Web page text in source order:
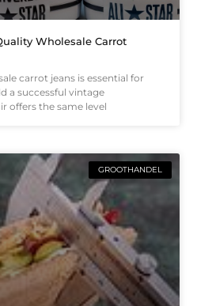
Wholesale Carrot
carrot jeans is essential for
a successful vintage
offers the same level
GROOTHANDEL